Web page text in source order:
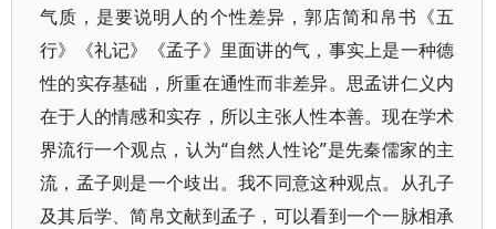
气质，是要说明人的个性差异，郭店简和帛书《五
行》《礼记》《孟子》里面讲的气，事实上是一种德
性的实存基础，所重在通性而非差异。思孟讲仁义内
在于人的情感和实存，所以主张人性本善。现在学术
界流行一个观点，认为“自然人性论”是先秦儒家的主
流，孟子则是一个歧出。我不同意这种观点。从孔子
及其后学、简帛文献到孟子，可以看到一个一脉相承